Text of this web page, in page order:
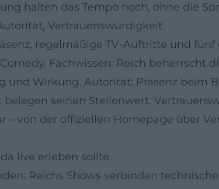
halten das Tempo hoch, ohne die
Vertrauenswürdigkeit
regelmäßige TV-Auftritte und
Fachwissen: Reich beherrscht
Wirkung. Autorität: Präsenz beim
seinen Stellenwert.
von der offiziellen Homepage über
live erleben sollte
Reichs Shows verbinden